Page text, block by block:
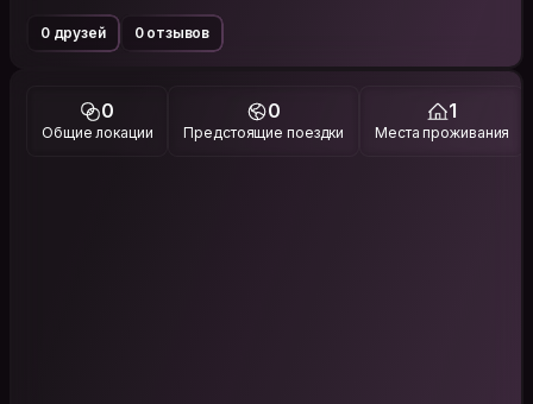
0 друзей 0 отзывов
0
Общие локации
0
Предстоящие поездки
1
Места проживания